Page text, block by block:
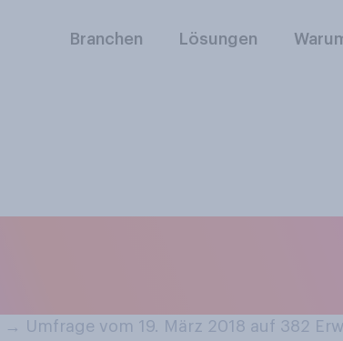
Branchen Lösungen
→ Umfrage vom 19. März 2018 auf 382